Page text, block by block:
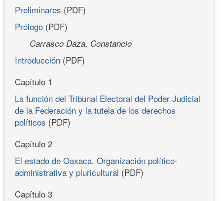
Preliminares (PDF)
Prólogo (PDF)
Carrasco Daza, Constancio
Introducción (PDF)
Capítulo 1
La función del Tribunal Electoral del Poder Judicial
de la Federación y la tutela de los derechos
políticos (PDF)
Capítulo 2
El estado de Oaxaca. Organización político-
administrativa y pluricultural (PDF)
Capítulo 3